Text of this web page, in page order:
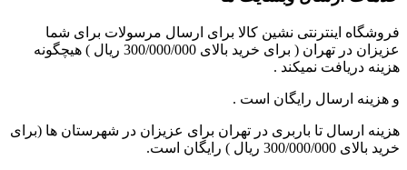
فروشگاه اینترنتی نشین کالا برای ارسال مرسولات برای شما
عزیزان در تهران ( برای خرید بالای 300/000/000 ریال ) هیچگونه
هزینه دریافت نمیکند .
و هزینه ارسال رایگان است .
هزینه ارسال تا باربری در تهران برای عزیزان در شهرستان ها (برای
خرید بالای 300/000/000 ریال ) رایگان است.